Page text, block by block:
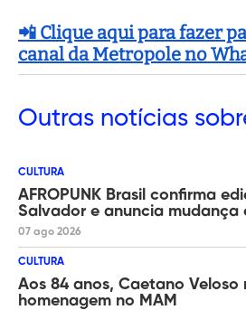
📲 Clique aqui para fazer
canal da Metropole no
Outras notícias
CULTURA
AFROPUNK Brasil confirma
Salvador e anuncia mudança
07 ago 2026
CULTURA
Aos 84 anos, Caetano Veloso
homenagem no MAM